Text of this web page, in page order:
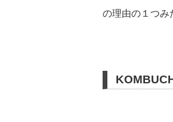
の理由の１つみ